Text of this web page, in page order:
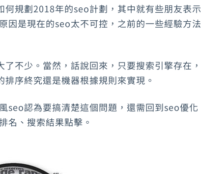
規劃2018年的seo計劃，其中就有些朋友表示
因是現在的seo太不可控，之前的一些經驗方法
不少。當然，話說回來，只要搜索引擎存在，
序終究還是機器根據規則來實現。
seo認為要搞清楚這個問題，還需回到seo優化
名、搜索結果點擊。